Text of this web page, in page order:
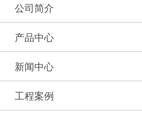
公司简介
产品中心
新闻中心
工程案例